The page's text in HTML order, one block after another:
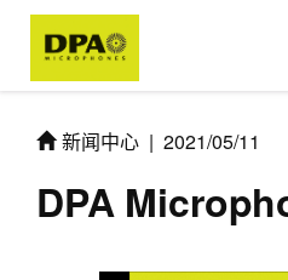
新闻中心 | 2021/05/11
DPA